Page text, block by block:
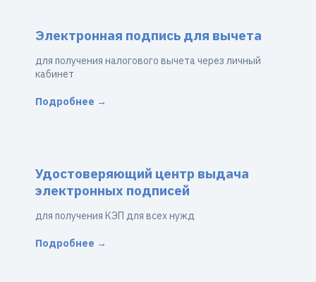
Электронная подпись для вычета
для получения налогового вычета через личный
кабинет
Подробнее →
Удостоверяющий центр выдача
электронных подписей
для получения КЭП для всех нужд
Подробнее →